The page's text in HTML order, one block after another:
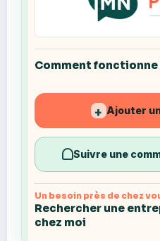
Comment fonctionne
+ Ajouter
Suivre une
Un besoin près de chez
Rechercher une
chez moi